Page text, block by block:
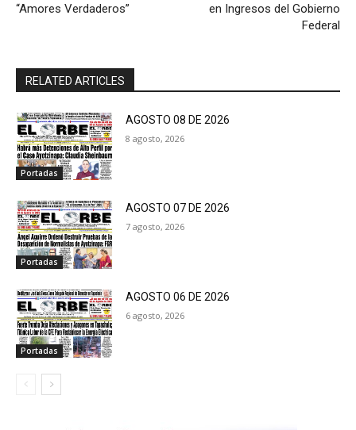
“Amores Verdaderos”
en Ingresos del Gobierno
Federal
RELATED ARTICLES
Portadas
AGOSTO 08 DE 2026
8 agosto, 2026
Portadas
AGOSTO 07 DE 2026
7 agosto, 2026
Portadas
AGOSTO 06 DE 2026
6 agosto, 2026